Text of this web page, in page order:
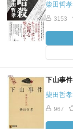
柴田哲孝
3153
下山事
柴田哲孝
967